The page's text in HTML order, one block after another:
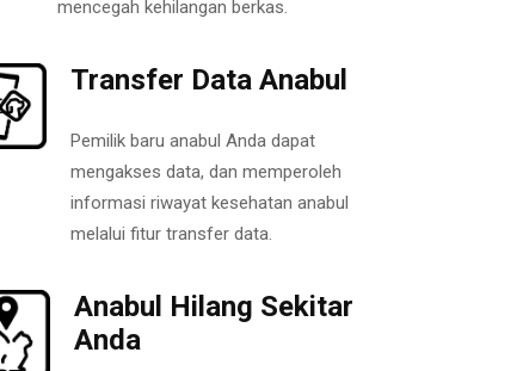
mencegah kehilangan berkas.
Transfer Data Anabul
Pemilik baru anabul Anda dapat
mengakses data, dan memperoleh
informasi riwayat kesehatan anabul
melalui fitur transfer data.
Anabul Hilang Sekitar
Anda